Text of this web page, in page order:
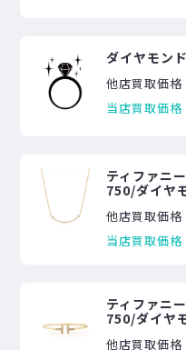
ダイヤモン
他店買取価格
当店買取価格
ティファニ
750/ダイヤ
他店買取価格
当店買取価格
ティファニ
750/ダイヤ
他店買取価格